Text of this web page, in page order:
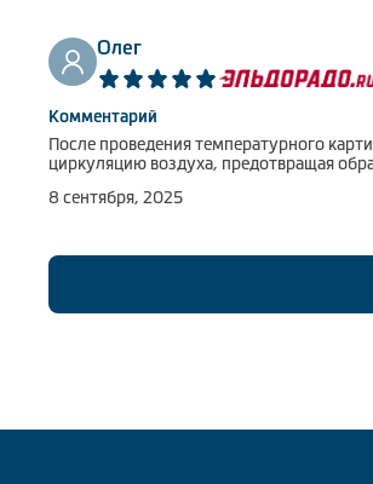
Олег
Комментарий
После проведения температурного
циркуляцию воздуха, предотвращая
8 сентября, 2025